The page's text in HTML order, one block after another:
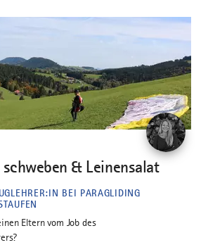
& Leinensalat
BEI PARAGLIDING
Eltern vom Job des